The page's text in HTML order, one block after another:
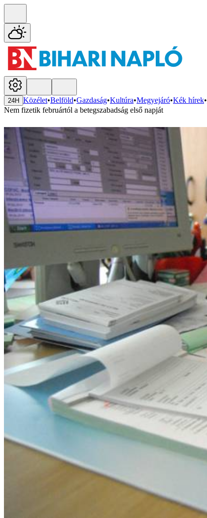
24H Közélet•Belföld•Gazdaság•Kultúra•Megyejáró•Kék hírek•
Nem fizetik februártól a betegszabadság első napját